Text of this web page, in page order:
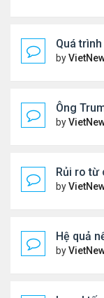
Quá
by
Ông
by
Rủi ro từ
by
Hệ quả
by